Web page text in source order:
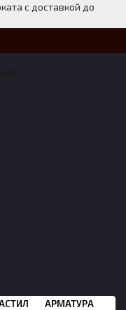
с доставкой до
АРМАТУРА